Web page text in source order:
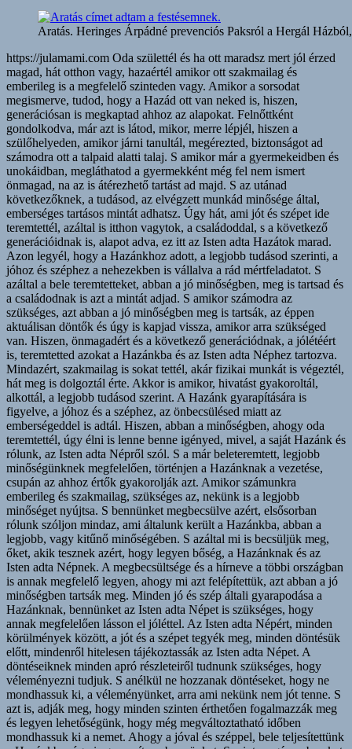
Aratás. Heringes Árpádné prevenciós Paksról a Hergál
https://julamami.com Oda születtél és ha ott maradsz mert jól érzed magad, hát otthon vagy, hazaértél amikor ott szakmailag és emberileg is a megfelelő szinteden vagy. Amikor a sorsodat megismerve, tudod, hogy a Hazád ott van neked is, hiszen, generációsan is megkaptad ahhoz az alapokat. Felnőttként gondolkodva, már azt is látod, mikor, merre lépjél, hiszen a szülőhelyeden, amikor járni tanultál, megérezted, biztonságot ad számodra ott a talpaid alatti talaj. S amikor már a gyermekeidben és unokáidban, megláthatod a gyermekként még fel nem ismert önmagad, na az is átérezhető tartást ad majd. S az utánad következőknek, a tudásod, az elvégzett munkád minősége által, emberséges tartásos mintát adhatsz. Úgy hát, ami jót és szépet ide teremtettél, azáltal is itthon vagytok, a családoddal, s a következő generációidnak is, alapot adva, ez itt az Isten adta Hazátok marad. Azon legyél, hogy a Hazánkhoz adott, a legjobb tudásod szerinti, a jóhoz és széphez a nehezekben is vállalva a rád mértfeladatot. S azáltal a bele teremtetteket, abban a jó minőségben, meg is tartsad és a családodnak is azt a mintát adjad. S amikor számodra az szükséges, azt abban a jó minőségben meg is tartsák, az éppen aktuálisan döntők és úgy is kapjad vissza, amikor arra szükséged van. Hiszen, önmagadért és a következő generációdnak, a jólétéért is, teremtetted azokat a Hazánkba és az Isten adta Néphez tartozva. Mindazért, szakmailag is sokat tettél, akár fizikai munkát is végeztél, hát meg is dolgoztál érte. Akkor is amikor, hivatást gyakoroltál, alkottál, a legjobb tudásod szerint. A Hazánk gyarapítására is figyelve, a jóhoz és a széphez, az önbecsülésed miatt az emberségeddel is adtál. Hiszen, abban a minőségben, ahogy oda teremtettél, úgy élni is lenne benne igényed, mivel, a saját Hazánk és rólunk, az Isten adta Népről szól. S a már beleteremtett, legjobb minőségünknek megfelelően, történjen a Hazánknak a vezetése, csupán az ahhoz értők gyakorolják azt. Amikor számunkra emberileg és szakmailag, szükséges az, nekünk is a legjobb minőséget nyújtsa. S bennünket megbecsülve azért, elsősorban rólunk szóljon mindaz, ami általunk került a Hazánkba, abban a legjobb, vagy kitűnő minőségében. S azáltal mi is becsüljük meg, őket, akik tesznek azért, hogy legyen bőség, a Hazánknak és az Isten adta Népnek. A megbecsültsége és a hírneve a többi országban is annak megfelelő legyen, ahogy mi azt felépítettük, azt abban a jó minőségben tartsák meg. Minden jó és szép általi gyarapodása a Hazánknak, bennünket az Isten adta Népet is szükséges, hogy annak megfelelően lásson el jóléttel. Az Isten adta Népért, minden körülmények között, a jót és a szépet tegyék meg, minden döntésük előtt, mindenről hitelesen tájékoztassák az Isten adta Népet. A döntéseiknek minden apró részleteiről tudnunk szükséges, hogy véleményezni tudjuk. S anélkül ne hozzanak döntéseket, hogy ne mondhassuk ki, a véleményünket, arra ami nekünk nem jót tenne. S azt is, adják meg, hogy minden szinten érthetően fogalmazzák meg és legyen lehetőségünk, hogy még megváltoztatható időben mondhassuk ki a nemet. Ahogy a jóval és széppel, bele teljesítettünk a Hazánkba, úgy is gyarapítson bennünket. S mint magánembereket bennünket is, a Hazánknak a gyarapodása által, azon a jó szinten tartson, a megérdemelt jólétünket biztosítsa. Ne magukat szolgálják ki, kérdezzék meg az Isten adta Népet és tudjuk adni a beleegyezésünket, ahhoz, hogy a megjelölt összegek közül, mekkora fizetést szavazzunk meg számukra. Ah, ha igyekeztél, az elvégzett, jó minőségű munkáddal, biztosítottad, a családodnak, a jó minőségű, megélhetését, azáltal is adtál bele a Hazánkba. Legyen megfelelő összege a nyugdíjnak ahhoz, hogy meg tudjunk élni belőle, tudjon róla az Isten adta Nép, hogy dönthessen még fiatalkorában róla. S aki még azon felül szeretné a nyugdíjának az összegét fokozni, tegyen azért külön bele a valamit, ami különleges és hitelesen nevesítő a Hazánkra. A gyermekeidnek, az életkoruknak megfelelő önbecsülésüket, mindig a saját idejükben, a legjobb tudásod szerint igyekezz biztosítani.ű Ne legyen különbség a tiszteletnek, alapként megadásánál a kislányok és a kisfiúk között. Ah, ha vezetést vállaltál fel, az Isten adta Népről, a Hazánkról, a sorsukról minden körülmények között, az emberséges tartásod szerint és gondolkodva döntsél. Amikor szükséges az előre megbeszéltek szerint, s azon túl is, velünk az Isten adta Néppel megbeszélteknek megfelelően, véleményezzél. Ne bízd azt másra, a családodon belül sem és a baráti körödben se, minden körülmények között, emberségesen és gondolkodó felelős vezetőként cselekedjél. S az Isten adta Népnek az alapban megjár, hogy a legjobb tudásod szerint, igyekezz, azt az alapjuknak biztosítani, ami az életük során az elérhető legjobb jólétüket jelenti. S arról biztosítsad az Isten adta Népet, hogy azt, amire akkor a legjobb tudásod szerint, képes vagy, az Isten adta Népnek is az elértjüknek megfelelő jó és kitűnő szintjén meg is történik. Azon legyél, hogy az életkoruknak megfelelő saját idejükben, ahhoz, tudjanak a tehetségünkből eredő tudásukkal, maguk is a jót és a szépet adni. S amikor majd már önmagukért is tudnak tenni, adjátok össze a tudásotokat. Többféle szinten lévőkkel beszéljétek át, s tudjatok arról, hogy mire van akkor éppen igénye, az Isten adta Népnek. Mindegyik döntő, az akkori saját legjobb tudását adhassa hozzá. Azáltal is átérezhesse, mit jelent számára az Isten adta Népnek a sikere. A saját döntése legyen, hogy mikor ad bele abba és mennyit tud akkor adni. Amiből majd amikor szüksége lesz arra, biztos lehet benne, hogy ugyanabban a minőségben azt ki is veheti. Amíg gyermekeknek bizonyulnak, ne várj tőlük felnőtt döntést és ne úgy ítéld meg őket. Ameddig legyél választ adó a kérdéseikre, amíg nagy szükség van ott rád, mint aki adni tud oda. Azáltal is érezzék, a tiszteletet, szeretetet és a biztonságot nyújtó törődést. A szülői felelősséget addig igyekezz a saját szinteden erősíteni, amíg arra szükség lesz. Úgy, hogy ne ess túlzásokba, az érintettek számára életszerű legyen az is. Ah, amíg ők maguk nem képesek arra, szülőként magad szerint, felvállalva azt tedd azt amire számukra ahhoz szükségük van. Ami szerinted és szerintük, a jó nevelésüket, gondolkodva biztosítani tudja, add meg időben, ne csupán szívesen és lelkesen. Hiszen közben, az önismeretük a helyére kerülhet általa és rátalálhatnak a racionális oldalukra. S azáltal is a családért és a Hazáért is képesek lesznek, tartásos emberekké fejlődni és úgy is teljesíteni. A szakmáddal, a szerinted teljesíthető jó munkaminőségeddel, a hivatásodat, emberségesen, hitelesen, gyakoroljad. Úgy azt a Hazánknak az emberséges formában maradásának a megtartásához, szerintem már hozzá is adtad. Miközben, tehetségből eredően, alkottál, az emberek által, az a gyakorlatban is megtapasztalva, hitelesítve lett. Amit feltaláltál és már összefüggésében látsz, azáltal, magad is, fejlődsz, amikor abból a szolgáltatásoddal adsz. S a Hazánkat is hitelesen nevesíted, mind azok által, akkor is ha nehezített az utad azáltal. Mert ha annak amit megteremtettél, a jóban és szépben alkalmazni igyekszel és azáltal a hitelességére is ügyelve élsz, kiemel az téged éppen a saját idődben. Helyén kezeled majd azt, hogy a szinteden meg is maradhatsz. S ahhoz képest fejlesztheted magadat, úgy az emberi méltóságodat megtartva élsz majd. S magad szerint tartásos emberré válsz, ha azt adtad, akár napi szinten is, amit, a legjobb tudásod szerint, akkor éppen tudtál. A saját Hazádban vagy már, ha bele adod azt, ami oda jár, mert adni születtünk mindannyian. S magad is, a családodnak, a talpuk alatti talajnak, mint a saját idejükben, a sorsukat építőknek, az alapjuknak szántál, az akkor azok által is, hasznukra lesz már. Az adni tudásnak az örömét megismerik, túlzásba nem viszik, hát át is vehetik és tovább is vihetik, az arra már éppen, emberileg is érett sarjaid. Azután, eljön az ideje annak, hogy a saját sorsukban, már a tudásukkal és az emberségükkel egy szinten vannak. Nem hagyják el az Isten adta Népet, magát a Hazát végleg. Hanem itt építik fel azt a minőségű életet, amit generációsan és a sorsuk szerint megérdemelnek. Annak az építésével lesz sikerélményük, adnak hozzá, hiszen, szerintem, adni születtünk és ide bele a saját Hazánkba és mindannyian. Szerintem, a Hazánkba adva, a saját idejében, hazaszeretővé is válhat, aki ide született. S akik meg a hovatartozásuk miatt érkeznek a Hazájukba tartozónak érezve magukat. S otthon is lehetnek mert bele is teremtenek, azzal megteremthetik azt az emberi minőségüket, ami által végleg, tisztelhetők lesznek itt. Eljutnak odáig, hogy ide teremtve, ugyan miért kívánnának elköltözni innen. Szerintem, inkább a megélik a nehezek, mint akik itt születtek. S az a hozzáértő vezetőket, emberileg és szakmailag is gondolkodásra készteti. Hiszen akkorra már ide születtek a gyermekeik, akik megalapozhatják a következő generációknak is, az eredetileg a Hazánkhoz tartozásukat. Kimondhatják, hogy akarnak -e ide úgy tartozni, hogy elsősorban, hozzánk tartozóknak mondják magukat. Hiszen adok - kapok, a jóból és szépből, hát szerintem, azáltal is, az egészséges körforgásban maradni igyekszünk. S azzal, tartást is adunk a Hazánkhoz mindannyian, emberségből vizsgáznak most a másokat utánzók. S fokozatosan, a saját emberi értékeinket erősítve élünk. A jó minőségű életünket, felépíteni igyekszünk, a saját életritmusunkban és tudásuknak megfelelően. S a továbbiakban is, figyelni szükséges a belső kontrollunknak az emberséges saját vizsgáinkra. Mert az emberséges és vagy a szakmai érettségünknek megfelelően tudunk dönteni. S mindezek mellett, a lelkiismeretünknek, a saját időnkben való figyelmeztetésére figyelve élünk. Azáltal is tartásosan élve, bármennyire is nehéz, nem fordulunk ki, se a álmaink megvalósításáért, sem a nagy pénzé